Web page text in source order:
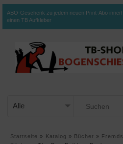
ABO-Geschenk zu jedem neuen Print-Abo
einen TB Aufkleber
Startseite » Katalog » Bücher »